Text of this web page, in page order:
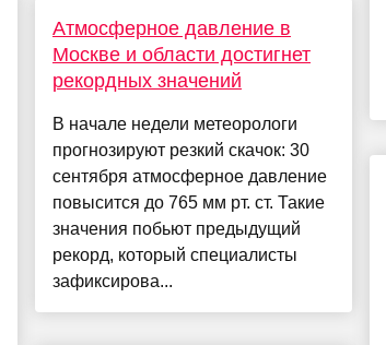
Атмосферное давление в
Москве и области достигнет
рекордных значений
В начале недели метеорологи
прогнозируют резкий скачок: 30
сентября атмосферное давление
повысится до 765 мм рт. ст. Такие
значения побьют предыдущий
рекорд, который специалисты
зафиксирова...